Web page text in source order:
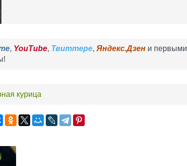
, YouTube, Твиттере, Яндекс.Дзен и первыми
курица